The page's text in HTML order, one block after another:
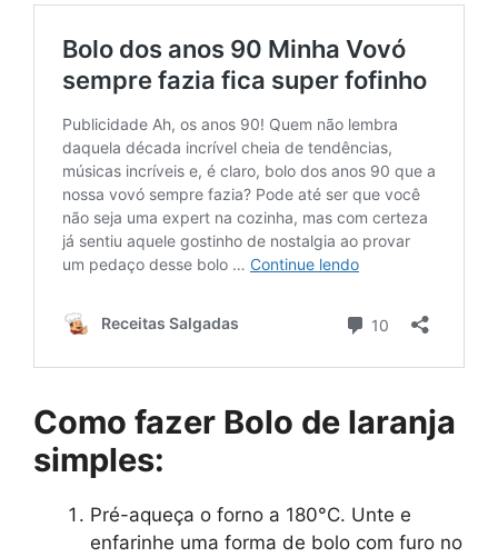
Como fazer Bolo de laranja
simples:
Pré-aqueça o forno a 180°C. Unte e
enfarinhe uma forma de bolo com furo no